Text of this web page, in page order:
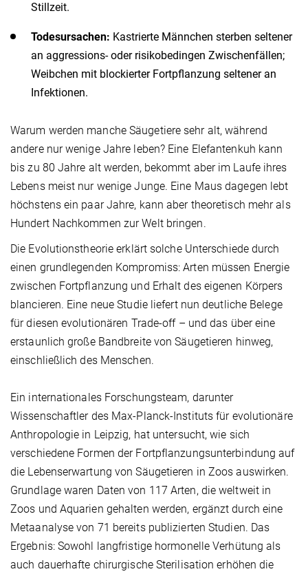
Stillzeit.
Todesursachen: Kastrierte Männchen sterben seltener
an aggressions- oder risikobedingen Zwischenfällen;
Weibchen mit blockierter Fortpflanzung seltener an
Infektionen.
Warum werden manche Säugetiere sehr alt, während
andere nur wenige Jahre leben? Eine Elefantenkuh kann
bis zu 80 Jahre alt werden, bekommt aber im Laufe ihres
Lebens meist nur wenige Junge. Eine Maus dagegen lebt
höchstens ein paar Jahre, kann aber theoretisch mehr als
Hundert Nachkommen zur Welt bringen.
Die Evolutionstheorie erklärt solche Unterschiede durch
einen grundlegenden Kompromiss: Arten müssen Energie
zwischen Fortpflanzung und Erhalt des eigenen Körpers
blancieren. Eine neue Studie liefert nun deutliche Belege
für diesen evolutionären Trade-off – und das über eine
erstaunlich große Bandbreite von Säugetieren hinweg,
einschließlich des Menschen.
Ein internationales Forschungsteam, darunter
Wissenschaftler des Max-Planck-Instituts für evolutionäre
Anthropologie in Leipzig, hat untersucht, wie sich
verschiedene Formen der Fortpflanzungsunterbindung auf
die Lebenserwartung von Säugetieren in Zoos auswirken.
Grundlage waren Daten von 117 Arten, die weltweit in
Zoos und Aquarien gehalten werden, ergänzt durch eine
Metaanalyse von 71 bereits publizierten Studien. Das
Ergebnis: Sowohl langfristige hormonelle Verhütung als
auch dauerhafte chirurgische Sterilisation erhöhen die